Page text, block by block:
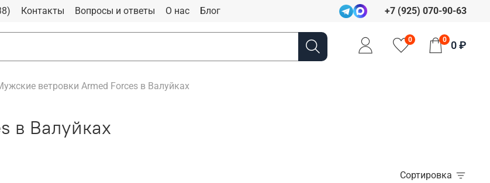
Контакты Вопросы и ответы О нас Блог +7 (925) 070-90-63
0 0 0 ₽
ветровки Armed Forces в Валуйках
в Валуйках
Сортировка